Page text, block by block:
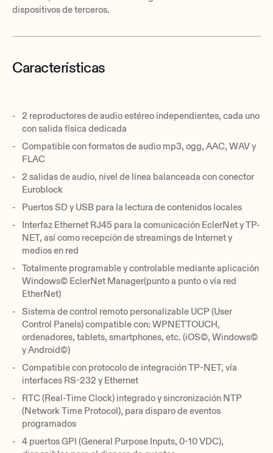
dispositivos de terceros.
Características
2 reproductores de audio estéreo independientes, cada uno
con salida física dedicada
Compatible con formatos de audio mp3, ogg, AAC, WAV y
FLAC
2 salidas de audio, nivel de línea balanceada con conector
Euroblock
Puertos SD y USB para la lectura de contenidos locales
Interfaz Ethernet RJ45 para la comunicación EclerNet y TP-
NET, así como recepción de streamings de Internet y
medios en red
Totalmente programable y controlable mediante aplicación
Windows© EclerNet Manager(punto a punto o vía red
EtherNet)
Sistema de control remoto personalizable UCP (User
Control Panels) compatible con: WPNETTOUCH,
ordenadores, tablets, smartphones, etc. (iOS©, Windows©
y Android©)
Compatible con protocolo de integración TP-NET, vía
interfaces RS-232 y Ethernet
RTC (Real-Time Clock) integrado y sincronización NTP
(Network Time Protocol), para disparo de eventos
programados
4 puertos GPI (General Purpose Inputs, 0-10 VDC),